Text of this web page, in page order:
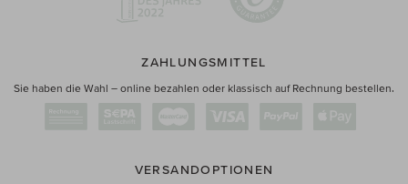
ZAHLUNGSMITTEL
Sie haben die Wahl – online bezahlen oder klassisch auf Rechnung bestellen.
VERSANDOPTIONEN